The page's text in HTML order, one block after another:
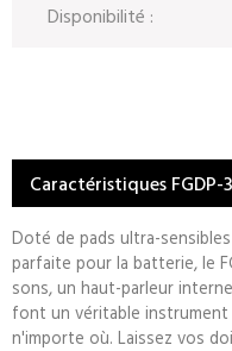
Disponibilité :
Caractéristiques FGDP-
Doté de pads ultra-
parfaite pour la batterie, le
sons, un haut-parleur
font un véritable
n'importe où. Laissez vos